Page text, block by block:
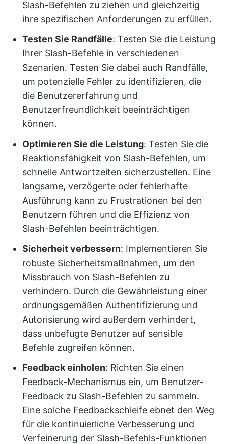
Slash-Befehlen zu ziehen und gleichzeitig
ihre spezifischen Anforderungen zu erfüllen.
Testen Sie Randfälle: Testen Sie die Leistung
Ihrer Slash-Befehle in verschiedenen
Szenarien. Testen Sie dabei auch Randfälle,
um potenzielle Fehler zu identifizieren, die
die Benutzererfahrung und
Benutzerfreundlichkeit beeinträchtigen
können.
Optimieren Sie die Leistung: Testen Sie die
Reaktionsfähigkeit von Slash-Befehlen, um
schnelle Antwortzeiten sicherzustellen. Eine
langsame, verzögerte oder fehlerhafte
Ausführung kann zu Frustrationen bei den
Benutzern führen und die Effizienz von
Slash-Befehlen beeinträchtigen.
Sicherheit verbessern: Implementieren Sie
robuste Sicherheitsmaßnahmen, um den
Missbrauch von Slash-Befehlen zu
verhindern. Durch die Gewährleistung einer
ordnungsgemäßen Authentifizierung und
Autorisierung wird außerdem verhindert,
dass unbefugte Benutzer auf sensible
Befehle zugreifen können.
Feedback einholen: Richten Sie einen
Feedback-Mechanismus ein, um Benutzer-
Feedback zu Slash-Befehlen zu sammeln.
Eine solche Feedbackschleife ebnet den Weg
für die kontinuierliche Verbesserung und
Verfeinerung der Slash-Befehls-Funktionen